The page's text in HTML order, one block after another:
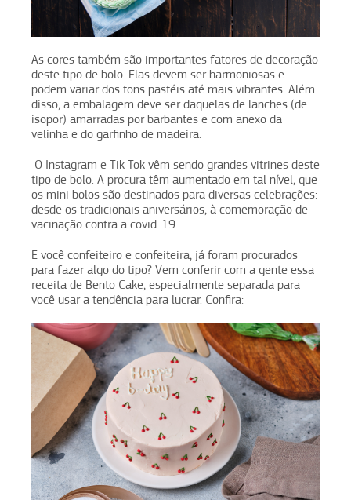
As cores também são importantes fatores de decoração
deste tipo de bolo. Elas devem ser harmoniosas e
podem variar dos tons pastéis até mais vibrantes. Além
disso, a embalagem deve ser daquelas de lanches (de
isopor) amarradas por barbantes e com anexo da
velinha e do garfinho de madeira.
O Instagram e Tik Tok vêm sendo grandes vitrines deste
tipo de bolo. A procura têm aumentado em tal nível, que
os mini bolos são destinados para diversas celebrações:
desde os tradicionais aniversários, à comemoração de
vacinação contra a covid-19.
E você confeiteiro e confeiteira, já foram procurados
para fazer algo do tipo? Vem conferir com a gente essa
receita de Bento Cake, especialmente separada para
você usar a tendência para lucrar. Confira: